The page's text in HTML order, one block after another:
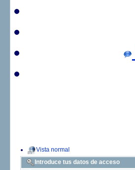
Vista normal
Introduce tus datos de acceso